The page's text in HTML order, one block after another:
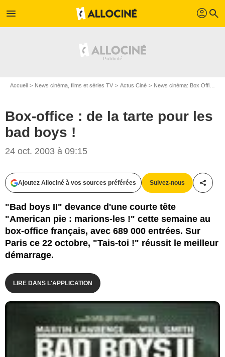
menu profil search
Accueil News cinéma, films et séries TV Actus Ciné News cinéma: Box Office
Box-office : de la tarte pour les
bad boys !
24 oct. 2003 à 09:15
Ajoutez Allociné à vos sources préférées Suivez-nous
"Bad boys II" devance d'une courte tête
"American pie : marions-les !" cette semaine au
box-office français, avec 689 000 entrées. Sur
Paris ce 22 octobre, "Tais-toi !" réussit le meilleur
démarrage.
LIRE DANS L'APPLICATION